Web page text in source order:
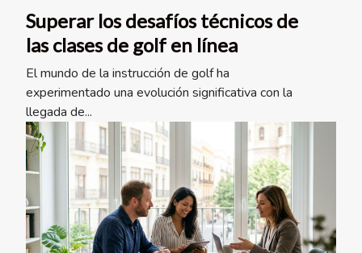
Superar los desafíos técnicos de
las clases de golf en línea
El mundo de la instrucción de golf ha
experimentado una evolución significativa con la
llegada de...